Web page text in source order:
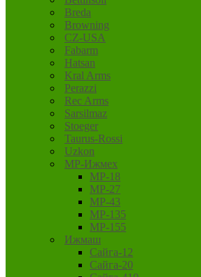
Breda
Browning
CZ-USA
Fabarm
Hatsan
Kral Arms
Perazzi
Rec Arms
Sarsilmaz
Stoeger
Taurus-Rossi
Uzkon
MP-Ижмех
MP-18
MP-27
MP-43
MP-135
MP-155
Ижмаш
Сайга-12
Сайга-20